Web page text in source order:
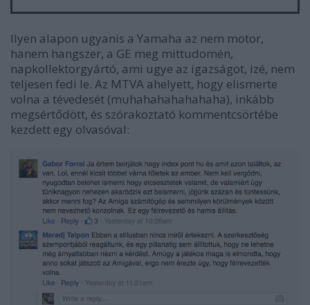
Ilyen alapon ugyanis a Yamaha az nem motor,
hanem hangszer, a GE meg mittudomén,
napkollektorgyártó, ami ugye az igazságot, izé, nem
teljesen fedi le. Az MTVA ahelyett, hogy elismerte
volna a tévedesét (muhahahahahahaha), inkább
megsértődött, és szórakoztató kommentcsörtébe
kezdett egy olvasóval: